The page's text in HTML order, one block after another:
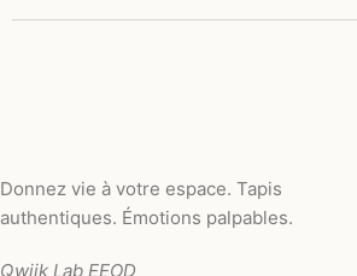
Donnez vie à votre espace. Tapis
authentiques. Émotions palpables.
Qwiik Lab EEOD